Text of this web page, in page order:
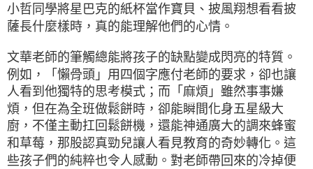
小哲同學將星巴克的紙杯當作寶貝、披風翔想看看披
薩長什麼樣時，真的能理解他們的心情。
文華老師的筆觸總能將孩子的缺點變成閃亮的特質。
例如，「懶骨頭」用四個字應付老師的要求，卻也讓
人看到他獨特的思考模式；而「麻煩」雖然事事嫌
煩，但在為全班做鬆餅時，卻能瞬間化身五星級大
廚，不僅主動扛回鬆餅機，還能神通廣大的調來蜂蜜
和草莓，那股認真勁兒讓人看見教育的奇妙轉化。這
些孩子們的純粹也令人感動。對老師帶回來的冷掉便